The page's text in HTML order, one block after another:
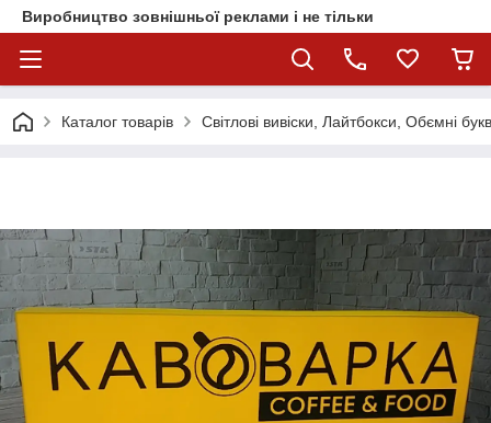
Виробництво зовнішньої реклами і не тільки
Каталог товарів Світлові вивіски, Лайтбокси, Обємні